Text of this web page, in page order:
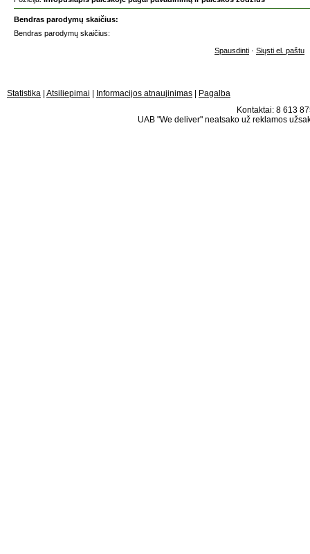
Bendras parodymų skaičius:
Bendras parodymų skaičius:
Spausdinti · Siųsti el. paštu
Statistika Atsiliepimai Informacijos atnaujinimas
Pagalba
Kontaktai: 8 613
UAB "We deliver" neatsako už reklamos